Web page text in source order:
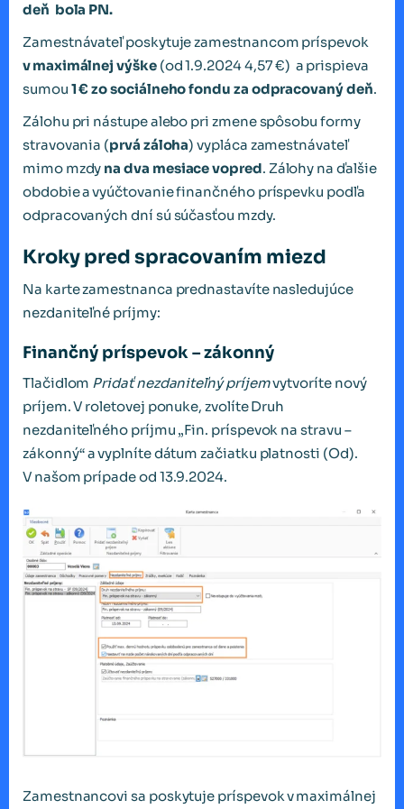
deň bola PN.
Zamestnávateľ poskytuje zamestnancom príspevok
vmaximálnej výške(od 1.9.2024 4,57 €) a prispieva
sumou 1 € zo sociálneho fondu za odpracovaný deň.
Zálohu pri nástupe alebo pri zmene spôsobu formy
stravovania (prvá záloha) vypláca zamestnávateľ
mimo mzdy na dva mesiace vopred. Zálohy na ďalšie
obdobie a vyúčtovanie finančného príspevku podľa
odpracovaných dní sú súčasťou mzdy.
Kroky pred spracovaním miezd
Na karte zamestnanca prednastavíte nasledujúce
nezdaniteľné príjmy:
Finančný príspevok – zákonný
Tlačidlom Pridať nezdaniteľný príjemvytvoríte nový
príjem. V roletovej ponuke, zvolíte Druh
nezdaniteľného príjmu „Fin. príspevok na stravu –
zákonný“ a vyplníte dátum začiatku platnosti (Od).
V našom prípade od 13.9.2024.
Zamestnancovi sa poskytuje príspevok v maximálnej